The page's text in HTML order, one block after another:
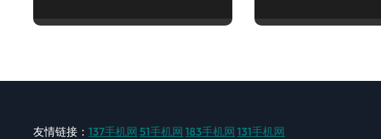
友情链接： 137手机网 51手机网 183手机网 131手机网